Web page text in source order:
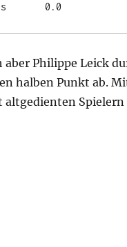
0.0
aber Philippe Leick
halben Punkt ab.
altgedienten